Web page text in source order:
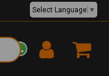
EUR €
Select Language ▼